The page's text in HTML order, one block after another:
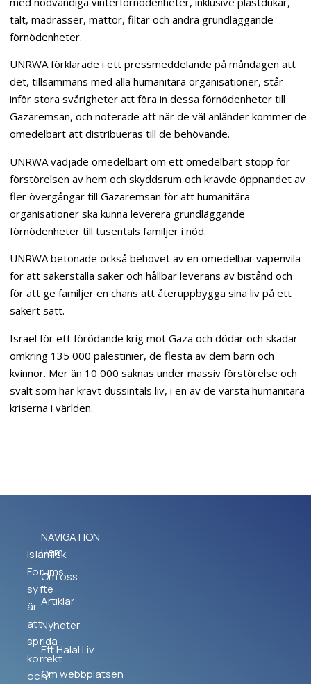
tält, madrasser, mattor, filtar och andra grundläggande
förnödenheter.
UNRWA förklarade i ett pressmeddelande på måndagen att
det, tillsammans med alla humanitära organisationer, står
inför stora svårigheter att föra in dessa förnödenheter till
Gazaremsan, och noterade att när de väl anländer kommer de
omedelbart att distribueras till de behövande.
UNRWA vädjade omedelbart om ett omedelbart stopp för
förstörelsen av hem och skyddsrum och krävde öppnandet av
fler övergångar till Gazaremsan för att humanitära
organisationer ska kunna leverera grundläggande
förnödenheter till tusentals familjer i nöd.
UNRWA betonade också behovet av en omedelbar vapenvila
för att säkerställa säker och hållbar leverans av bistånd och
för att ge familjer en chans att återuppbygga sina liv på ett
säkert sätt.
Israel för ett förödande krig mot Gaza och dödar och skadar
omkring 135 000 palestinier, de flesta av dem barn och
kvinnor. Mer än 10 000 saknas under massiv förstörelse och
svält som har krävt dussintals liv, i en av de värsta humanitära
kriserna i världen.
Islamisk
Forums
syfte
är
att
sprida
korrekt
och
NAVIGATION
Hem
Om oss
Artiklar
Nyheter
Ett Halal Liv
Om webbplatsen